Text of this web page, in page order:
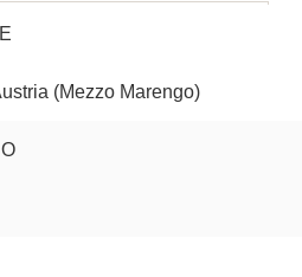
(Mezzo Marengo)